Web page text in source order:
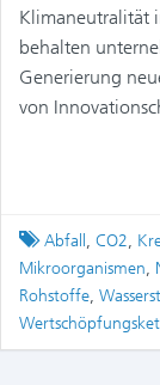
Klimaneutralität
behalten
Generierung
von
Tagged
Abfall , CO2,
Mikroorganismen,
Rohstoffe,